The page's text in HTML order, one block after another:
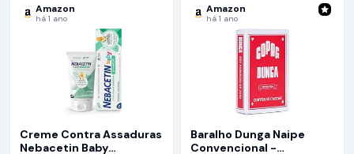
Amazon
há 1 ano
Creme Contra Assaduras
Nebacetin Baby
Amazon
há 1 ano
Baralho Dunga Naipe
Convencional -